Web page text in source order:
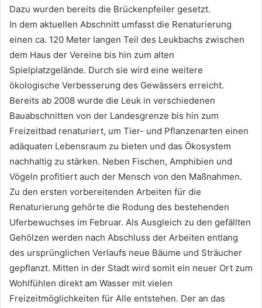
Dazu wurden bereits die Brückenpfeiler gesetzt.
In dem aktuellen Abschnitt umfasst die Renaturierung
einen ca. 120 Meter langen Teil des Leukbachs zwischen
dem Haus der Vereine bis hin zum alten
Spielplatzgelände. Durch sie wird eine weitere
ökologische Verbesserung des Gewässers erreicht.
Bereits ab 2008 wurde die Leuk in verschiedenen
Bauabschnitten von der Landesgrenze bis hin zum
Freizeitbad renaturiert, um Tier- und Pflanzenarten einen
adäquaten Lebensraum zu bieten und das Ökosystem
nachhaltig zu stärken. Neben Fischen, Amphibien und
Vögeln profitiert auch der Mensch von den Maßnahmen.
Zu den ersten vorbereitenden Arbeiten für die
Renaturierung gehörte die Rodung des bestehenden
Uferbewuchses im Februar. Als Ausgleich zu den gefällten
Gehölzen werden nach Abschluss der Arbeiten entlang
des ursprünglichen Verlaufs neue Bäume und Sträucher
gepflanzt. Mitten in der Stadt wird somit ein neuer Ort zum
Wohlfühlen direkt am Wasser mit vielen
Freizeitmöglichkeiten für Alle entstehen. Der an das